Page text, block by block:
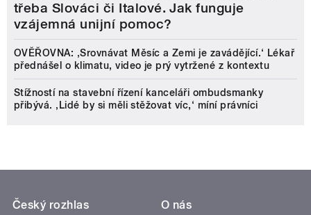
třeba Slováci či Italové. Jak funguje
vzájemná unijní pomoc?
OVĚŘOVNA: ‚Srovnávat Měsíc a Zemi je zavádějící.‘ Lékař
přednášel o klimatu, video je prý vytržené z kontextu
Stížností na stavební řízení kanceláři ombudsmanky
přibývá. ‚Lidé by si měli stěžovat víc,‘ míní právníci
Český rozhlas
O nás